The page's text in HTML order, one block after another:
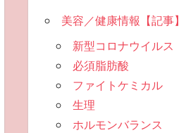
美容／健康情報【記事】
新型コロナウイルス
必須脂肪酸
ファイトケミカル
生理
ホルモンバランス